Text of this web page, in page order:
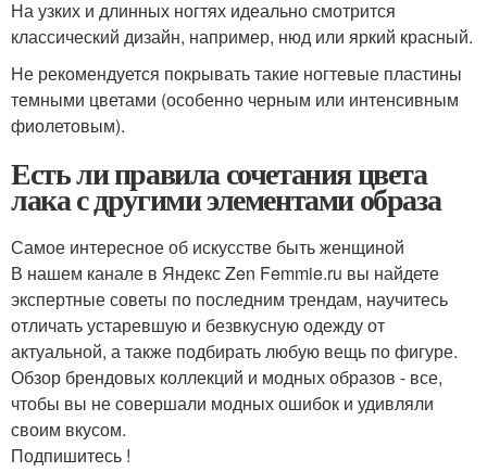
На узких и длинных ногтях идеально смотрится
классический дизайн, например, нюд или яркий красный.
Не рекомендуется покрывать такие ногтевые пластины
темными цветами (особенно черным или интенсивным
фиолетовым).
Есть ли правила сочетания цвета
лака с другими элементами образа
Самое интересное об искусстве быть женщиной
В нашем канале в Яндекс Zen Femmie.ru вы найдете
экспертные советы по последним трендам, научитесь
отличать устаревшую и безвкусную одежду от
актуальной, а также подбирать любую вещь по фигуре.
Обзор брендовых коллекций и модных образов - все,
чтобы вы не совершали модных ошибок и удивляли
своим вкусом.
Подпишитесь !